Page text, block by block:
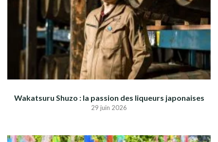
Wakatsuru Shuzo : la passion des liqueurs japonaises
29 juin 2026